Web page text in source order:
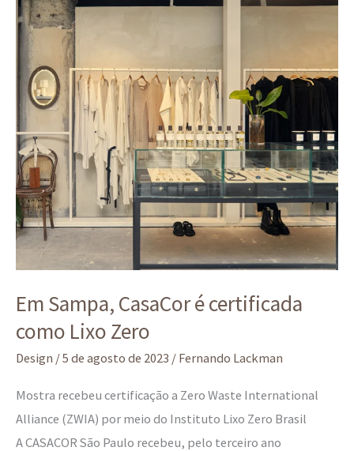
Em Sampa, CasaCor é certificada
como Lixo Zero
Design /5 de agosto de 2023 / Fernando Lackman
Mostra recebeu certificação a Zero Waste International
Alliance (ZWIA) por meio do Instituto Lixo Zero Brasil
A CASACOR São Paulo recebeu, pelo terceiro ano
Sampa,
CasaCor
é
certificada
como
Lixo
Zero